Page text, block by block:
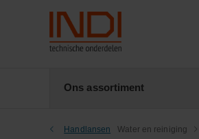
Ons assortiment
Handlansen Water en reiniging